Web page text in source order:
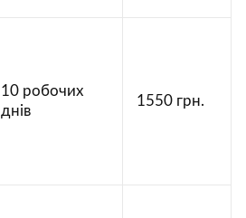
10 робочих
днів
1550 грн.